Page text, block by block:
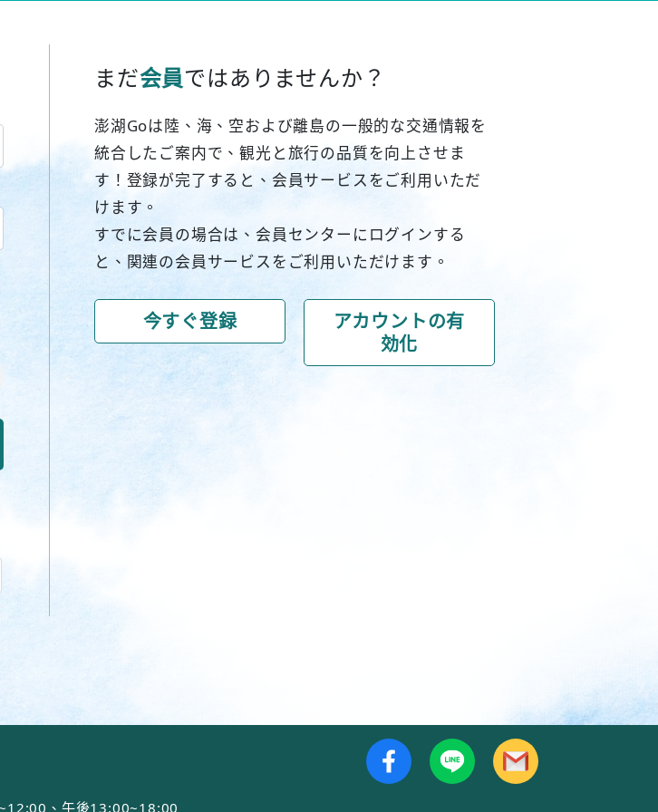
まだ会員ではありませんか？
澎湖Goは陸、海、空および離島の一般的な交通情報を
統合したご案内で、観光と旅行の品質を向上させま
す！登録が完了すると、会員サービスをご利用いただ
けます。
すでに会員の場合は、会員センターにログインする
と、関連の会員サービスをご利用いただけます。
今すぐ登録
アカウントの有
効化
、午後13:00~18:00